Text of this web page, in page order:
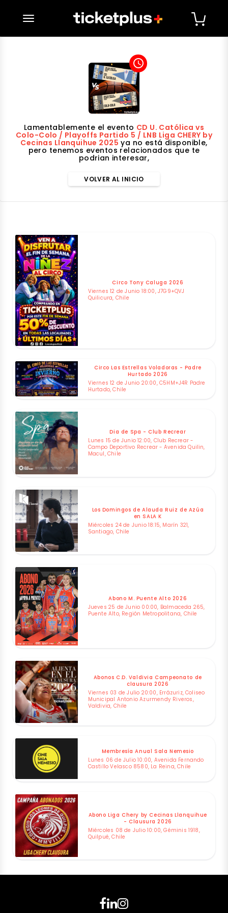
desplegar navegación
access_time
Lamentablemente el evento CD U. Católica vs
Colo-Colo / Playoffs Partido 5 / LNB Liga CHERY by
Cecinas Llanquihue 2025 ya no está disponible,
pero tenemos eventos relacionados que te
podrian interesar,
VOLVER AL INICIO
Circo Tony Caluga 2026
Viernes 12 de Junio 18:00, J7G9+QVJ
Quilicura, Chile
Circo Las Estrellas Voladoras - Padre
Hurtado 2026
Viernes 12 de Junio 20:00, C5HM+J4R Padre
Hurtado, Chile
Dia de Spa - Club Recrear
Lunes 15 de Junio 12:00, Club Recrear -
Campo Deportivo Recrear - Avenida Quilin,
Macul, Chile
Los Domingos de Alauda Ruiz de Azúa
en SALA K
Miércoles 24 de Junio 18:15, Marín 321,
Santiago, Chile
Abono M. Puente Alto 2026
Jueves 25 de Junio 00:00, Balmaceda 265,
Puente Alto, Región Metropolitana, Chile
Abonos C.D. Valdivia Campeonato de
clausura 2026
Viernes 03 de Julio 20:00, Errázuriz, Coliseo
Municipal Antonio Azurmendy Riveros,
Valdivia, Chile
Membresía Anual Sala Nemesio
Lunes 06 de Julio 10:00, Avenida Fernando
Castillo Velasco 8580, La Reina, Chile
Abono Liga Chery by Cecinas Llanquihue
- Clausura 2026
Miércoles 08 de Julio 10:00, Géminis 1918,
Quilpué, Chile